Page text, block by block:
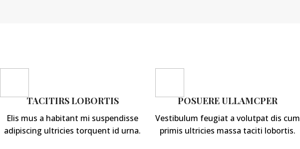
TACITIRS LOBORTIS
Elis mus a habitant mi suspendisse
adipiscing ultricies torquent id urna.
POSUERE ULLAMCPER
Vestibulum feugiat a volutpat dis cum
primis ultricies massa taciti lobortis.